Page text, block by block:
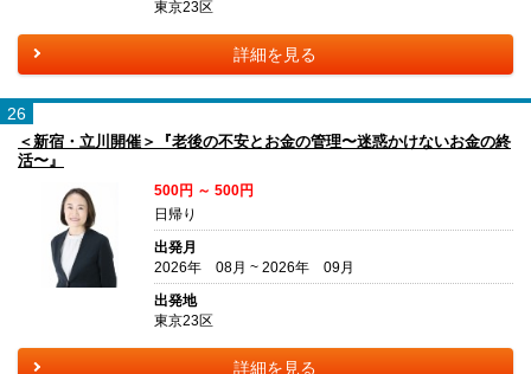
東京23区
詳細を見る
26
＜新宿・立川開催＞『老後の不安とお金の管理〜迷惑かけないお金の終
活〜』
500円 ～ 500円
日帰り
出発月
2026年 08月 ~ 2026年 09月
出発地
東京23区
詳細を見る